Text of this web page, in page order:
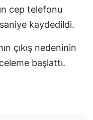
cep telefonu
kaydedildi.
çıkış nedeninin
başlattı.